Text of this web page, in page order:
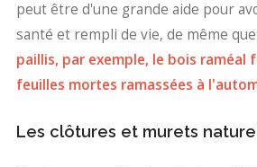
peut être d'une grande aide pour
santé et rempli de vie, de même que
paillis, par exemple, le bois raméal
feuilles mortes ramassées à
Les clôtures et murets